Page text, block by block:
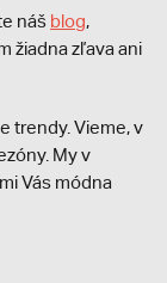
náš blog,
žiadna zľava ani
trendy. Vieme, v
My v
Vás módna